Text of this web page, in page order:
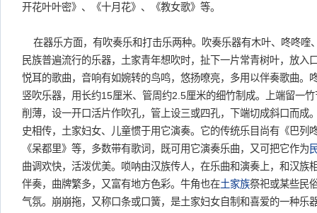
开花叶叶密》、《十月花》、《教女歌》等。
在器乐方面，有吹奏乐和打击乐两种。吹奏乐器有木叶、咚咚喹
民族普遍流行的乐器，土家青年想吹时，扯下一片常青树叶，放入
悦耳的歌曲，音响有如婉转的鸟鸣，悠扬嘹亮，多用以伴奏歌曲。
竖吹乐器，用长约15厘米、管周约2.5厘米的细竹制成。上端留一
削薄，设一开口活片作吹孔，管上设三或四孔，下端切成斜口而成
史相传，土家妇女、儿童惯于用它演奏。它的传统乐目尚有《巴列
《呆都里》等，多数带有歌词，既可用它演奏乐曲，又可把它作为
曲调欢快，活泼优美。唢呐由汉族传人，在乐曲和演奏上，和汉族
伴奏，曲牌繁多，又富有地方色彩。牛角也在土家族祭祀或某些民
气氛。崩崩拖，又称口条或口簧，是土家妇女自制和喜爱的一种乐